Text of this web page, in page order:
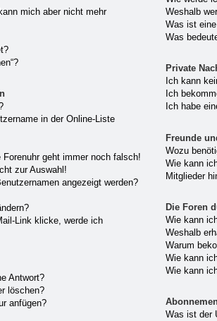
mich aber nicht mehr
in der Online-Liste
geht immer noch falsch!
zur Auswahl!
angezeigt werden?
Link klicke, werde ich
Antwort?
löschen?
anfügen?
Weshalb
Was ist
Was
Private
Ich kann
Ich
Ich habe
Freunde
Wozu
Wie kann
Mitglieder
Die Foren
Wie kann
Weshalb
Warum
Wie kann
Wie kann
Was ist der